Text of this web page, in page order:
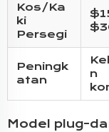
Kos/Ka
ki
Persegi
Peningk
atan
n
Model plug-